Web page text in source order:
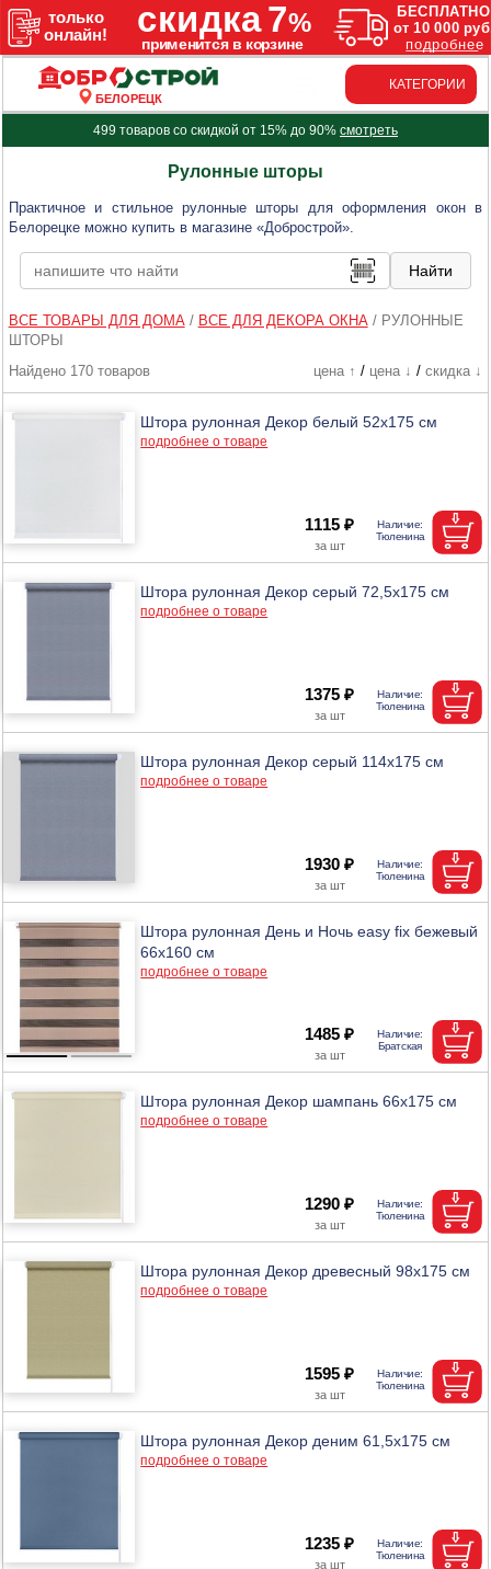
БЕЛОРЕЦК
КАТЕГОРИИ
499 товаров со скидкой от 15% до 90% смотреть
Рулонные шторы
Практичное и стильное рулонные шторы для оформления окон в
Белорецке можно купить в магазине «Добрострой».
ВСЕ ТОВАРЫ ДЛЯ ДОМА/ ВСЕ ДЛЯ ДЕКОРА ОКНА/ РУЛОННЫЕ
ШТОРЫ
Найдено 170 товаров
цена ↑ / цена ↓ / скидка ↓
Штора рулонная Декор белый 52х175 см
подробнее о товаре
1115 ₽
Штора рулонная Декор серый 72,5х175 см
подробнее о товаре
1375 ₽
Штора рулонная Декор серый 114х175 см
подробнее о товаре
1930 ₽
Штора рулонная День и Ночь easy fix бежевый
66х160 см
подробнее о товаре
1485 ₽
Штора рулонная Декор шампань 66х175 см
подробнее о товаре
1290 ₽
Штора рулонная Декор древесный 98х175 см
подробнее о товаре
1595 ₽
Штора рулонная Декор деним 61,5х175 см
подробнее о товаре
1235 ₽